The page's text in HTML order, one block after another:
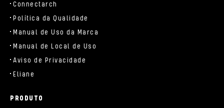
Connectarch
Política da Qualidade
Manual de Uso da Marca
Manual de Local de Uso
Aviso de Privacidade
Eliane
PRODUTO